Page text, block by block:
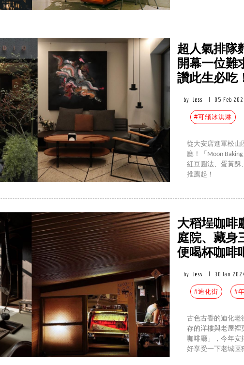
超人氣排隊
開幕一位難
讚此生必吃
by Jess 05 Feb
#可頌冰淇淋
從大安店進軍松山
廳！「Moon
紅豆圓法、蛋黃酥
推薦起！
大稻埕咖啡
庭院、藏身
便喝杯咖啡
by Jess 30 Jan
#迪化街 #
古色古香的迪化老
存的洋樓與老屋裡
咖啡廳」，今年安
好享受一下老城區